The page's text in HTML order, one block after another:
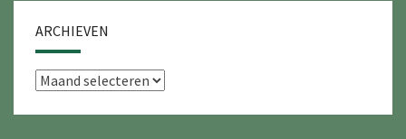
ARCHIEVEN
Archieven